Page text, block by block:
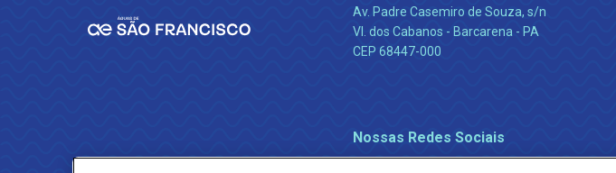
Av. Padre Casemiro de Souza, s/n
Vl. dos Cabanos - Barcarena - PA
CEP 68447-000
Nossas Redes Sociais